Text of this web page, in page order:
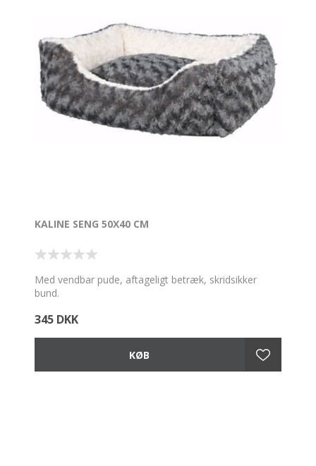
KALINE SENG 50X40 CM
Med vendbar pude, aftageligt betræk, skridsikker
bund.
345 DKK